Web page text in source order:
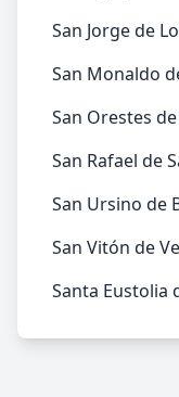
San Jorge de
San Monaldo
San Orestes
San Rafael de
San Ursino de
San Vitón de
Santa Eustolia